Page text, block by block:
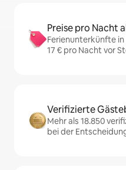
Preise pro Nacht
Ferienunterkünfte
17 € pro Nacht vor
Verifizierte
Mehr als 18.850
bei der